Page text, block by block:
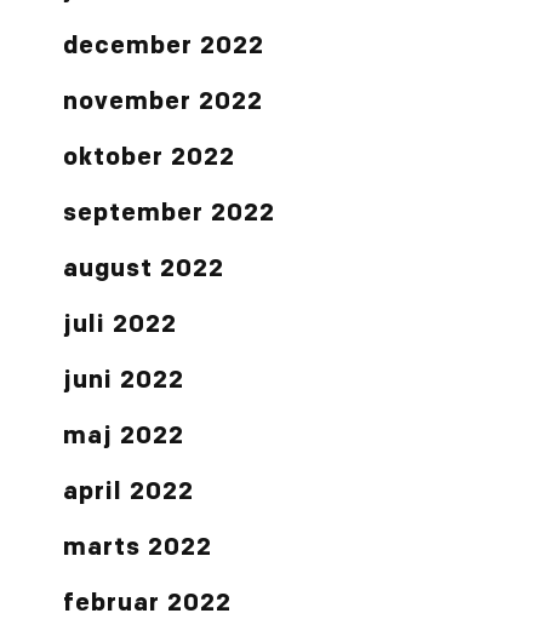
december 2022
november 2022
oktober 2022
september 2022
august 2022
juli 2022
juni 2022
maj 2022
april 2022
marts 2022
februar 2022